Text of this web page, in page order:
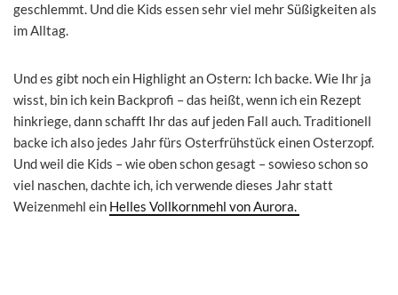
geschlemmt. Und die Kids essen sehr viel mehr Süßigkeiten als
im Alltag.
Und es gibt noch ein Highlight an Ostern: Ich backe. Wie Ihr ja
wisst, bin ich kein Backprofi – das heißt, wenn ich ein Rezept
hinkriege, dann schafft Ihr das auf jeden Fall auch. Traditionell
backe ich also jedes Jahr fürs Osterfrühstück einen Osterzopf.
Und weil die Kids – wie oben schon gesagt – sowieso schon so
viel naschen, dachte ich, ich verwende dieses Jahr statt
Weizenmehl ein Helles Vollkornmehl von Aurora.